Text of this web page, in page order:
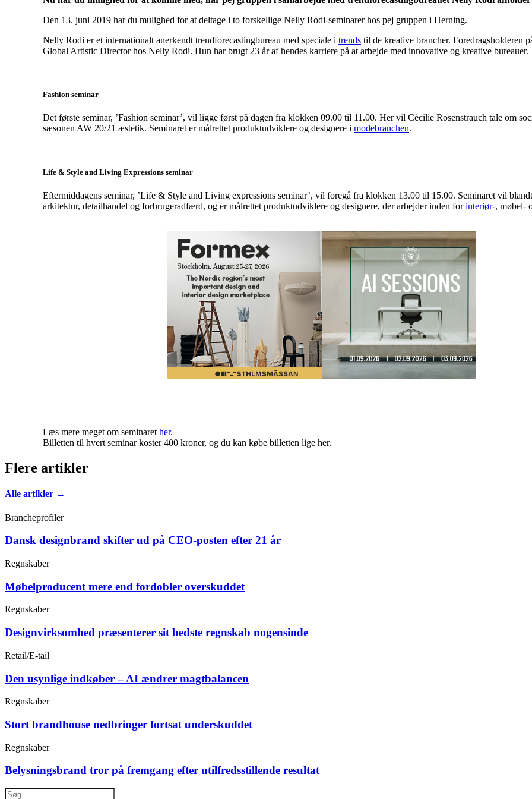
Den 13. juni 2019 har du mulighed for at deltage i to forskellige Nelly Rodi-seminarer hos pej gruppen i Herning.
Nelly Rodi er et internationalt anerkendt trendforecastingbureau med speciale i trends til de kreative brancher. Foredragsholderen
Global Artistic Director hos Nelly Rodi. Hun har brugt 23 år af hendes karriere på at arbejde med innovative og kreative bureauer.
Fashion seminar
Det første seminar, ’Fashion seminar’, vil ligge først på dagen fra klokken 09.00 til 11.00. Her vil Cécilie Rosenstrauch tale om
sæsonen AW 20/21 æstetik. Seminaret er målrettet produktudviklere og designere i modebranchen.
Life & Style and Living Expressions seminar
Eftermiddagens seminar, ’Life & Style and Living expressions seminar’, vil foregå fra klokken 13.00 til 15.00. Seminaret vil
arkitektur, detailhandel og forbrugeradfærd, og er målrettet produktudviklere og designere, der arbejder inden forinteriør-, møbel-
Læs mere meget om seminaret her.
Billetten til hvert seminar koster 400 kroner, og du kan købe billetten lige her.
Flere artikler
Alle artikler →
Brancheprofiler
Dansk designbrand skifter ud på CEO-posten efter 21 år
Regnskaber
Møbelproducent mere end fordobler overskuddet
Regnskaber
Designvirksomhed præsenterer sit bedste regnskab nogensinde
Retail/E-tail
Den usynlige indkøber – AI ændrer magtbalancen
Regnskaber
Stort brandhouse nedbringer fortsat underskuddet
Regnskaber
Belysningsbrand tror på fremgang efter utilfredsstillende resultat